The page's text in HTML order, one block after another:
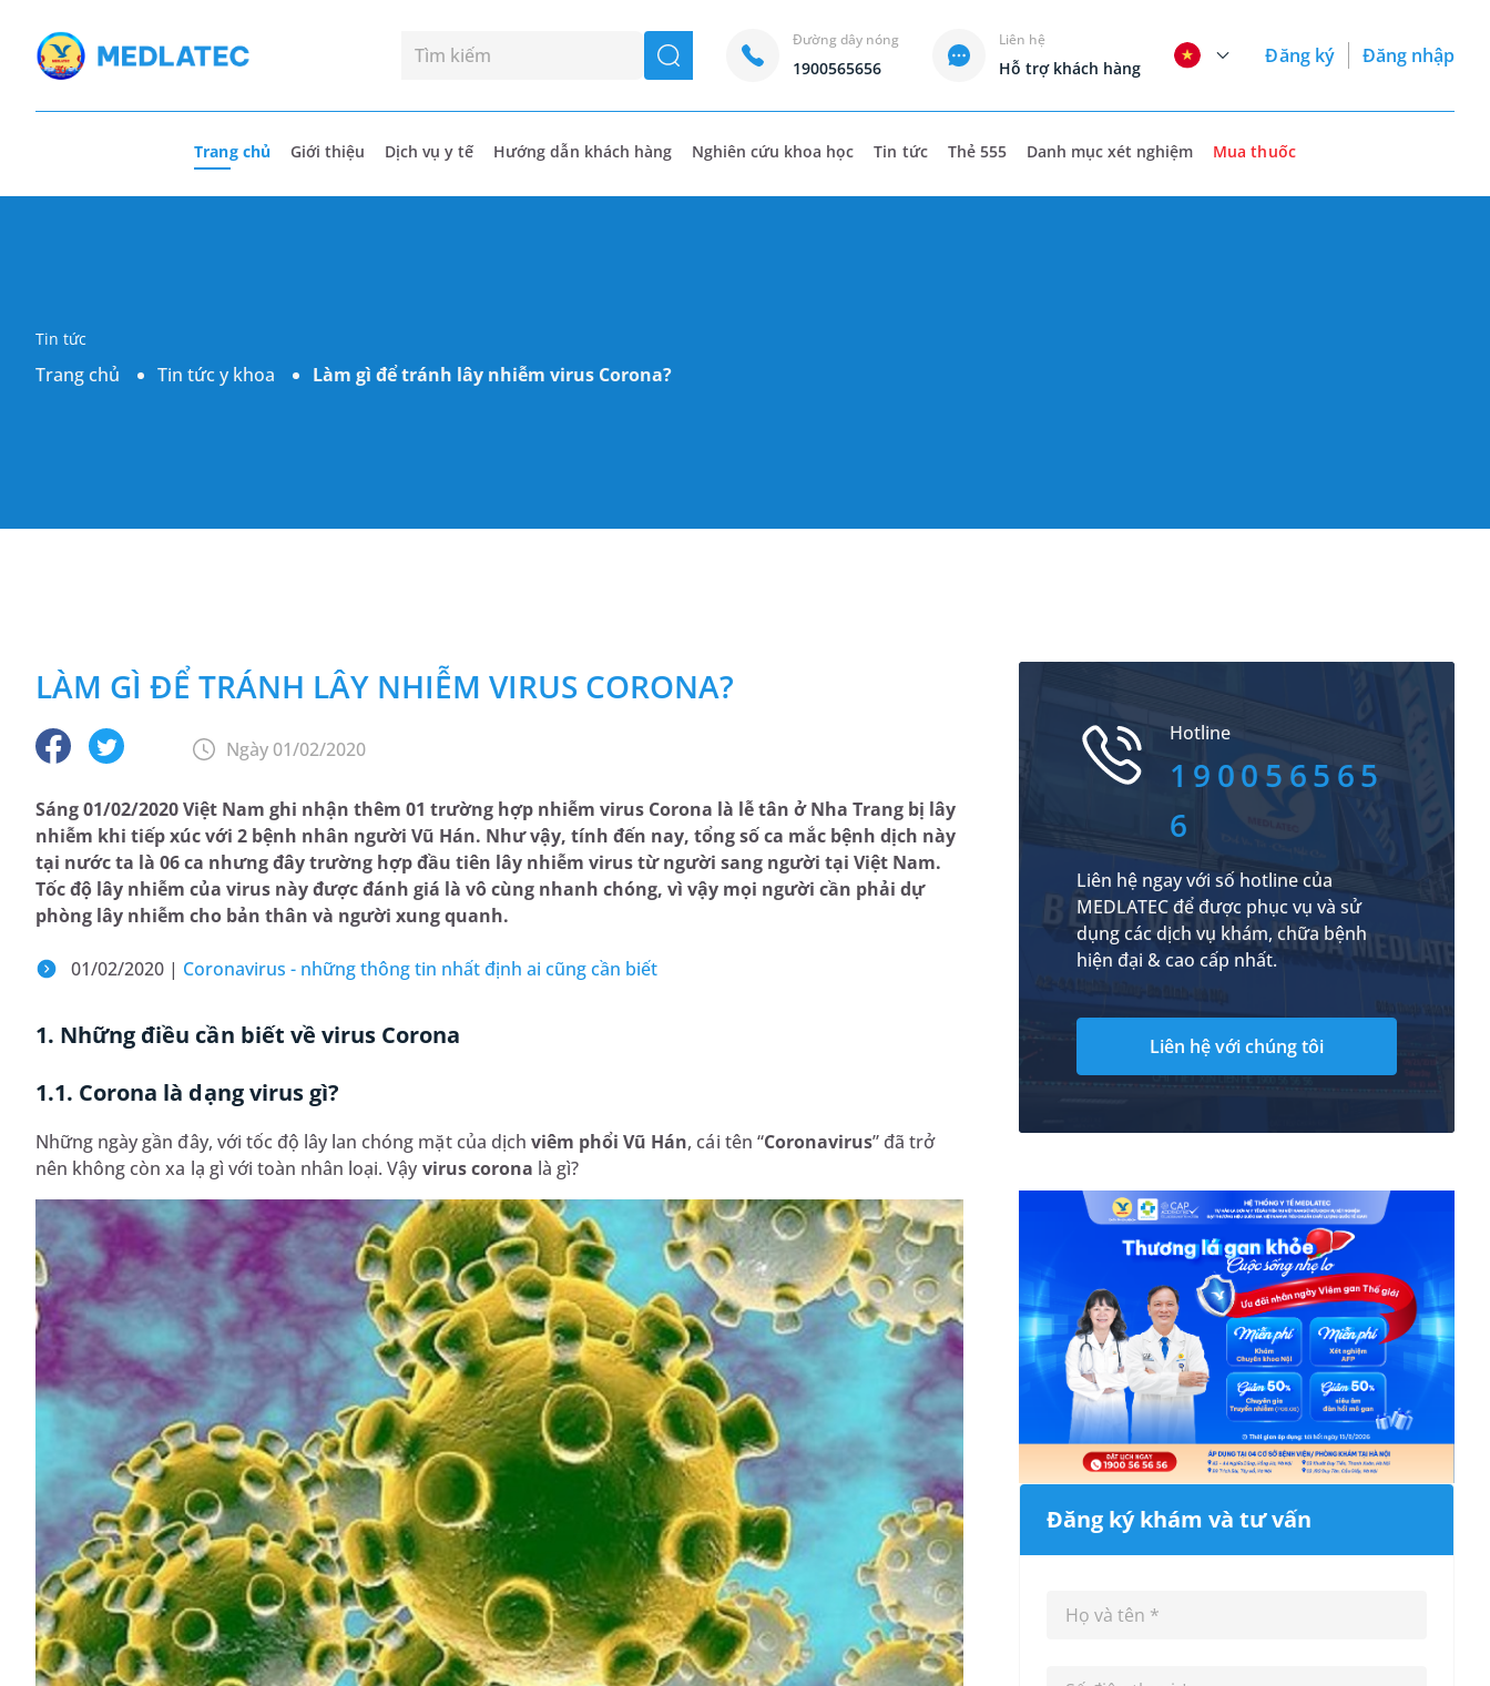
seach
Đường dây nóng
1900565656
Liên hệ
Hỗ trợ khách hàng
Đăng ký Đăng nhập
Trang chủ Giới thiệu Dịch vụ y tế Hướng dẫn khách hàng Nghiên cứu khoa học Tin tức Thẻ 555 Danh mục xét nghiệm Mua thuốc
Tin tức
Trang chủ Tin tức y khoa Làm gì để tránh lây nhiễm virus Corona?
LÀM GÌ ĐỂ TRÁNH LÂY NHIỄM VIRUS CORONA?
Ngày 01/02/2020
Sáng 01/02/2020 Việt Nam ghi nhận thêm 01 trường hợp nhiễm virus Corona là lễ tân ở Nha Trang bị lây
nhiễm khi tiếp xúc với 2 bệnh nhân người Vũ Hán. Như vậy, tính đến nay, tổng số ca mắc bệnh dịch này
tại nước ta là 06 ca nhưng đây trường hợp đầu tiên lây nhiễm virus từ người sang người tại Việt Nam.
Tốc độ lây nhiễm của virus này được đánh giá là vô cùng nhanh chóng, vì vậy mọi người cần phải dự
phòng lây nhiễm cho bản thân và người xung quanh.
01/02/2020 | Coronavirus - những thông tin nhất định ai cũng cần biết
1. Những điều cần biết về virus Corona
1.1. Corona là dạng virus gì?
Những ngày gần đây, với tốc độ lây lan chóng mặt của dịch viêm phổi Vũ Hán, cái tên “Coronavirus” đã trở
nên không còn xa lạ gì với toàn nhân loại. Vậy virus corona là gì?
Hotline
190056565
6
Liên hệ ngay với số hotline của
MEDLATEC để được phục vụ và sử
dụng các dịch vụ khám, chữa bệnh
hiện đại & cao cấp nhất.
Liên hệ với chúng tôi
Đăng ký khám và tư vấn